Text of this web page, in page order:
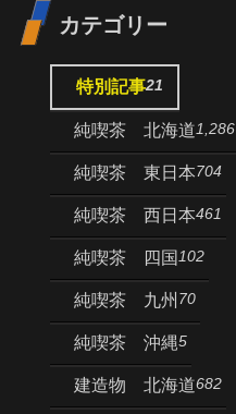
カテゴリー
特別記事21
純喫茶 北海道1,286
純喫茶 東日本704
純喫茶 西日本461
純喫茶 四国 102
純喫茶 九州 70
純喫茶 沖縄5
建造物 北海道682